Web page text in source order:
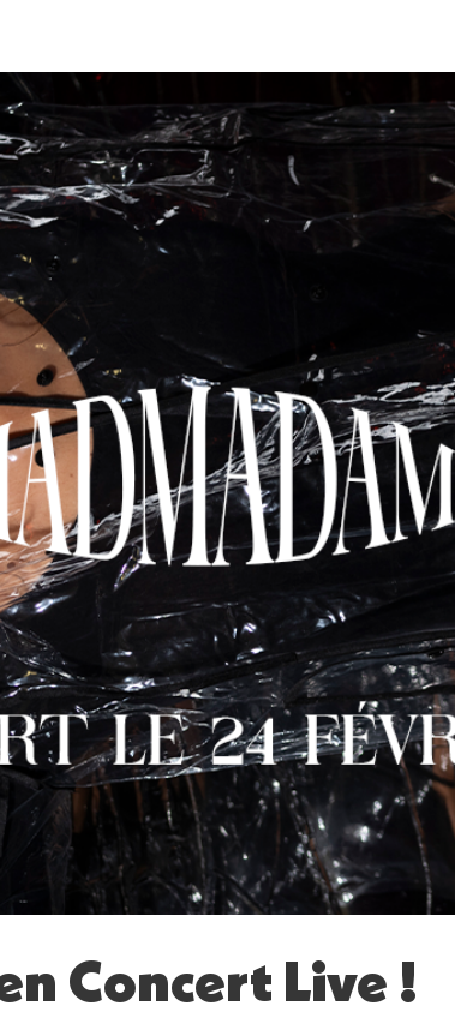
Concert Live !